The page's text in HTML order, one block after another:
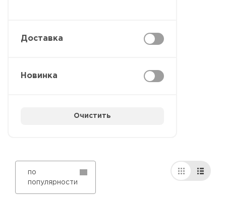
Доставка
Новинка
Очистить
по
популярности